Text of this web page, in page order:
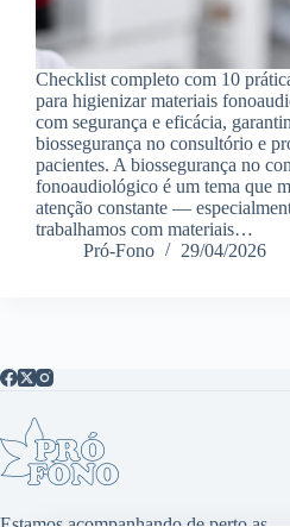
Checklist completo com 10
para higienizar materiais
com segurança e eficácia,
biossegurança no consultório e
pacientes. A biossegurança no
fonoaudiológico é um tema que
atenção constante —
trabalhamos com materiais…
Pró-Fono
29/04/2026